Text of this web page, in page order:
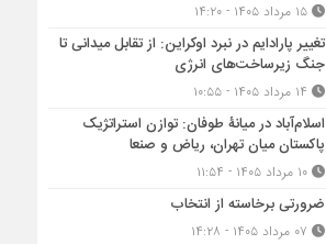
۱۵ مرداد ۱۴۰۵ - ۱۴:۲۰
تغییر پارادایم در نبرد اوکراین: از تقابل میدانی تا
جنگ زیرساخت‌های انرژی
اسلام‌آباد در میانۀ طوفان: توازن استراتژیک
پاکستان میان تهران، ریاض و صنعا
۱۰ مرداد ۱۴۰۵ - ۱۱:۵۴
ضرورتی برخاسته از انتخاب